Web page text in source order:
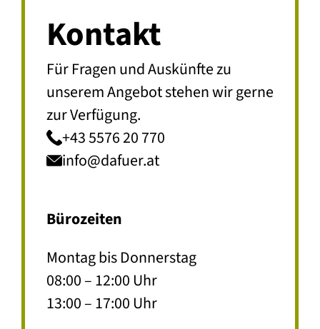
Kontakt
Für Fragen und Auskünfte zu
unserem Angebot stehen wir gerne
zur Verfügung.
+43 5576 20 770
info@dafuer.at
Bürozeiten
Montag bis Donnerstag
08:00 – 12:00 Uhr
13:00 – 17:00 Uhr